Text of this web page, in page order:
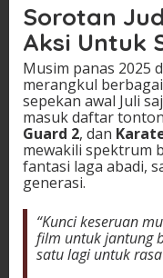
Sorotan
Aksi Untuk
Musim panas 2025
merangkul
sepekan awal Juli
masuk daftar
Guard 2, dan
mewakili spektrum
fantasi laga abadi,
generasi.
“Kunci keseruan
film untuk jantung
satu lagi untuk